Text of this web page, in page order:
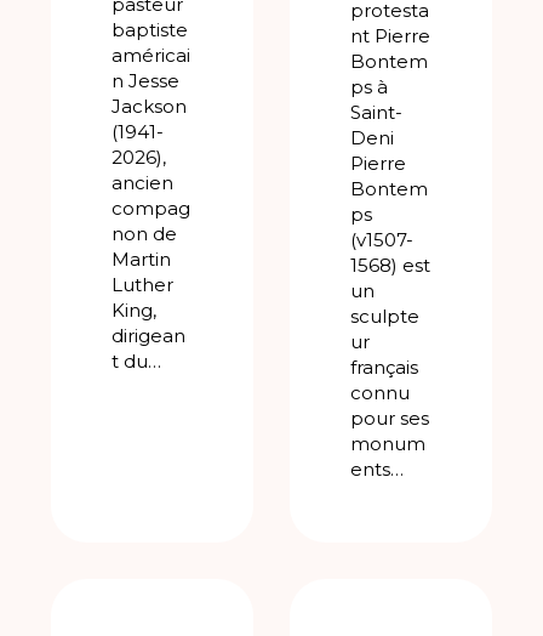
baptiste
américai
n Jesse
Jackson
(1941-
2026),
ancien
compag
non de
Martin
Luther
King,
dirigean
t du…
protesta
nt Pierre
Bontem
ps à
Saint-
Deni
Pierre
Bontem
ps
(v1507-
1568) est
un
sculpte
ur
français
connu
pour ses
monum
ents…